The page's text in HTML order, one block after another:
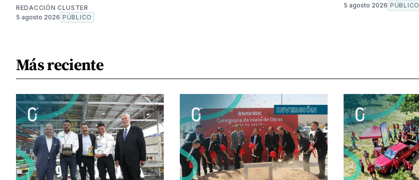
REDACCIÓN CLUSTER
5 agosto 2026 PÚBLICO
5 agosto 2026 PÚBLICO
Más reciente